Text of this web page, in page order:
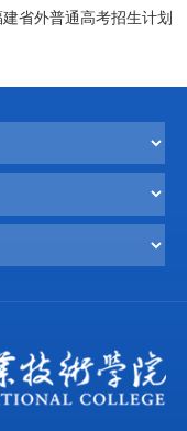
省外普通高考招生计划